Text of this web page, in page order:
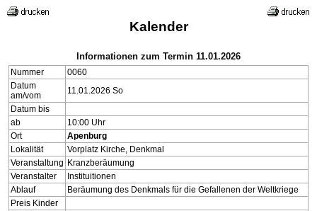
Kalender
Informationen zum Termin 11.01.2026
Nummer
0060
Datum
am/vom
11.01.2026 So
Datum bis
ab
10:00 Uhr
Ort
Apenburg
Lokalität
Vorplatz Kirche, Denkmal
Veranstaltung Kranzberäumung
Veranstalter
Instituitionen
Ablauf
Beräumung des Denkmals für die Gefallenen der Weltkriege
Preis Kinder